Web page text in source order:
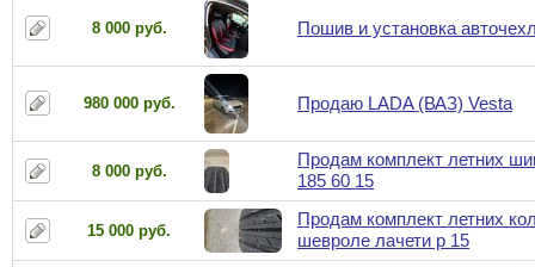
8 000 руб. Пошив и установка
980 000 руб. Продаю LADA (ВАЗ) Vesta
8 000 руб.
Продам комплект летних
185 60 15
15 000 руб.
Продам комплект летних
шевроле лачети р 15